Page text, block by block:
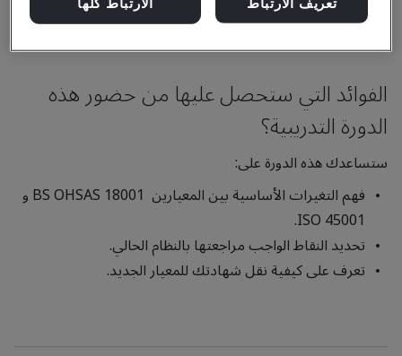
الفوائد التي ستحصل عليها من حضور هذه
الدورة التدريبية؟
ستساعدك هذه الدورة على:
فهم التغيرات الأساسية بين المعيارين BS OHSAS 18001 و
ISO 45001.
تحديد النقاط الواجب مراجعتها بالنظام الحالي.
تعرف على كيفية نقل شهادتك للمعيار الجديد.